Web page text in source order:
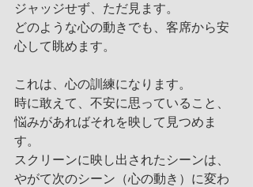
ジャッジせず、ただ見ます。
どのような心の動きでも、客席から安
心して眺めます。
これは、心の訓練になります。
時に敢えて、不安に思っていること、
悩みがあればそれを映して見つめま
す。
スクリーンに映し出されたシーンは、
やがて次のシーン（心の動き）に変わ